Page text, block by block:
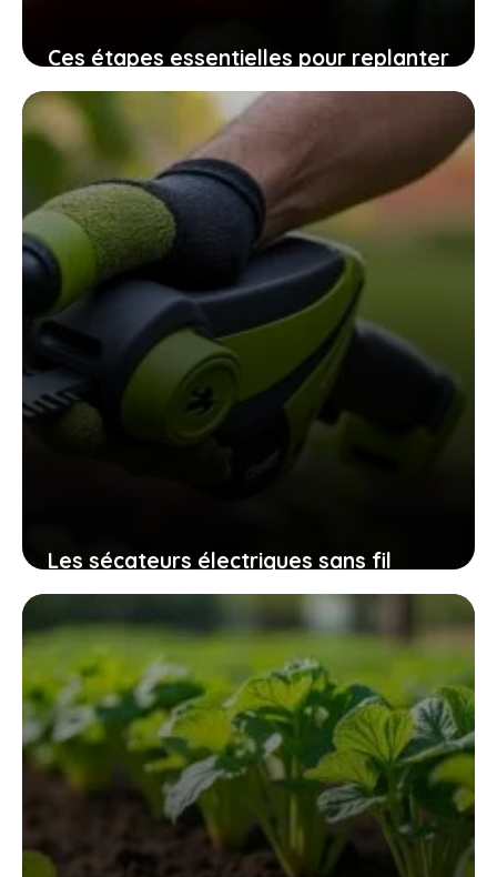
Ces étapes essentielles pour replanter
vos graines de tomates maison
assurent une récolte pleine de saveurs
10 novembre 2025
Les sécateurs électriques sans fil
32mm qui révolutionnent l’entretien
des espaces verts sans fatigue
excessive
9 novembre 2025